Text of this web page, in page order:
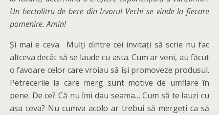
Un hectolitru de bere din Izvorul Vechi se vinde la fiecare
pomenire. Amin!
Și mai e ceva. Mulți dintre cei invitați să scrie nu fac
altceva decât să se laude cu asta. Cum ar veni, au făcut
o favoare celor care vroiau să își promoveze produsul.
Petrecerile la care merg sunt motive de umflare în
pene. De ce? Că nu îmi dau seama… Cum să te lauzi cu
așa ceva? Nu cumva acolo ar trebui să mergeți ca să